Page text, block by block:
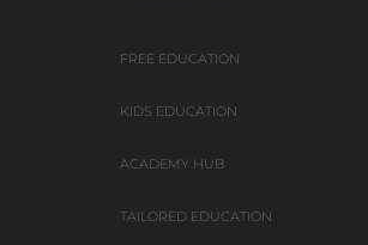
FREE EDUCATION
KIDS EDUCATION
ACADEMY HUB
TAILORED EDUCATION